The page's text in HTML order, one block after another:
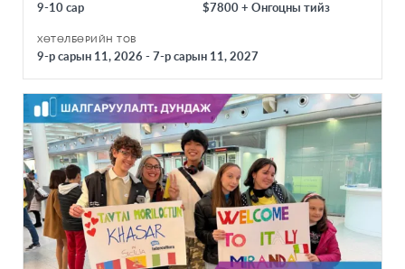
Азийн AFS холбоо
Солонгос
Тайланд
Хятад
Хонконг
Энэтхэг
Хэлний Сургалт
Дэлхийн Иргэншил
Соёл Солилцоо
Багш нарт
9-10 сар $7800 + Онгоцны тийз
ХӨТӨЛБӨРИЙН ТОВ
9-р сарын 11, 2026 - 7-р сарын 11, 2027